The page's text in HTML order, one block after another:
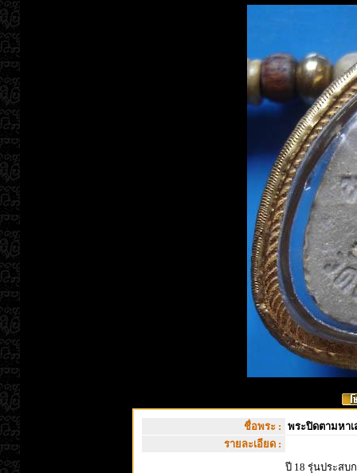
ชื่อพระ : พระปิดตามหา
รายละเอียด :
ปี 18 รุ่นประส